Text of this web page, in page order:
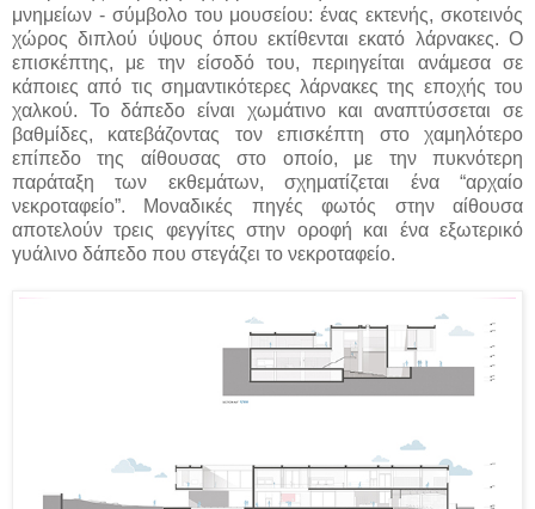
μνημείων - σύμβολο του μουσείου: ένας εκτενής, σκοτεινός
χώρος διπλού ύψους όπου εκτίθενται εκατό λάρνακες. Ο
επισκέπτης, με την είσοδό του, περιηγείται ανάμεσα σε
κάποιες από τις σημαντικότερες λάρνακες της εποχής του
χαλκού. Το δάπεδο είναι χωμάτινο και αναπτύσσεται σε
βαθμίδες, κατεβάζοντας τον επισκέπτη στο χαμηλότερο
επίπεδο της αίθουσας στο οποίο, με την πυκνότερη
παράταξη των εκθεμάτων, σχηματίζεται ένα “αρχαίο
νεκροταφείο”. Μοναδικές πηγές φωτός στην αίθουσα
αποτελούν τρεις φεγγίτες στην οροφή και ένα εξωτερικό
γυάλινο δάπεδο που στεγάζει το νεκροταφείο.